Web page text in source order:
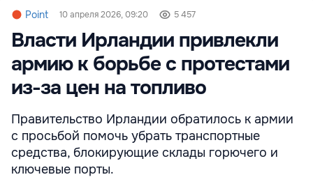
Point 10 апреля 2026, 09:20 5 457
Власти Ирландии привлекли
армию к борьбе с протестами
из-за цен на топливо
Правительство Ирландии обратилось к армии
с просьбой помочь убрать транспортные
средства, блокирующие склады горючего и
ключевые порты.